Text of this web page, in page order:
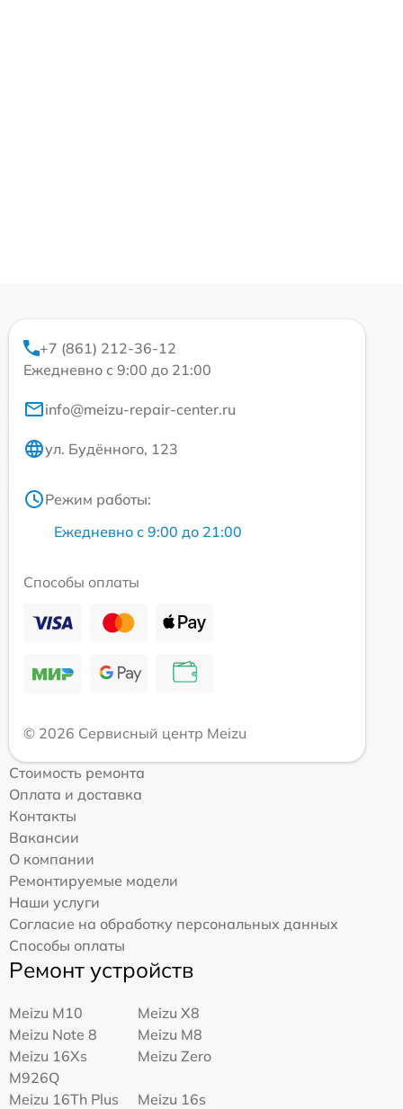
+7 (861) 212-36-12
Ежедневно с 9:00 до 21:00
info@meizu-repair-center.ru
ул. Будённого, 123
Режим работы:
Ежедневно с 9:00 до 21:00
Способы оплаты
© 2026 Сервисный центр Meizu
Стоимость ремонта
Оплата и доставка
Контакты
Вакансии
О компании
Ремонтируемые модели
Наши услуги
Согласие на обработку персональных данных
Способы оплаты
Ремонт устройств
Meizu M10
Meizu X8
Meizu Note 8
Meizu M8
Meizu 16Xs
M926Q
Meizu Zero
Meizu 16Th Plus
Meizu 16s